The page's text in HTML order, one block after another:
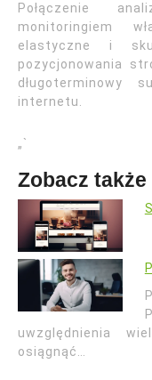
Połączenie
monitoringiem
elastyczne i
pozycjonowania
długoterminowy
internetu.
„`
Zobacz także
uwzględnienia
osiągnąć…